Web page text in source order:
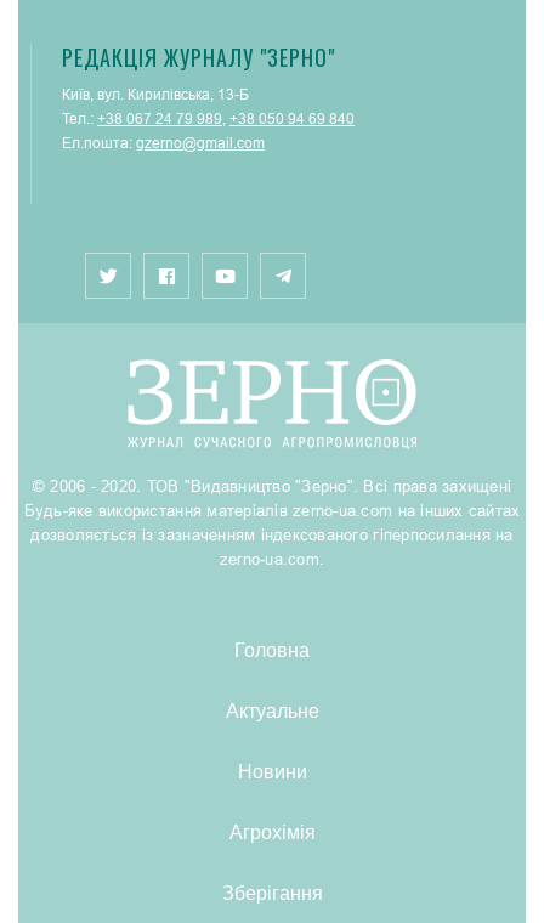
РЕДАКЦІЯ ЖУРНАЛУ "ЗЕРНО"
Київ, вул. Кирилівська, 13-Б
Тел.: +38 067 24 79 989, +38 050 94 69 840
Ел.пошта: gzerno@gmail.com
© 2006 - 2020. ТОВ "Видавництво "Зерно". Всі права захищені
Будь-яке використання матеріалів zerno-ua.com на інших сайтах
дозволяється із зазначенням індексованого гіперпосилання на
zerno-ua.com.
Головна
Актуальне
Новини
Агрохімія
Зберігання